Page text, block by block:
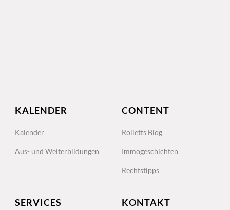
KALENDER
Kalender
Aus- und Weiterbildungen
CONTENT
Rolletts Blog
Immogeschichten
Rechtstipps
SERVICES KONTAKT